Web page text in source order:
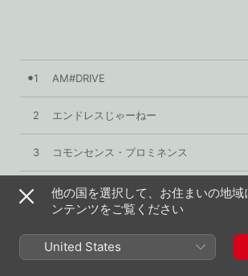
1 AM#DRIVE
2 エンドレスじゃーねー
3 コモンセンス・プロミネンス
4 たったひとつのモノ
6 Go to the top
他の国を選択して、お住まいの地域
ンテンツをご覧ください
United States